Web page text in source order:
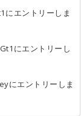
受付終了
受付終了
受付終了
受付終了
にエントリーしま
にエントリーし
にエントリーしま